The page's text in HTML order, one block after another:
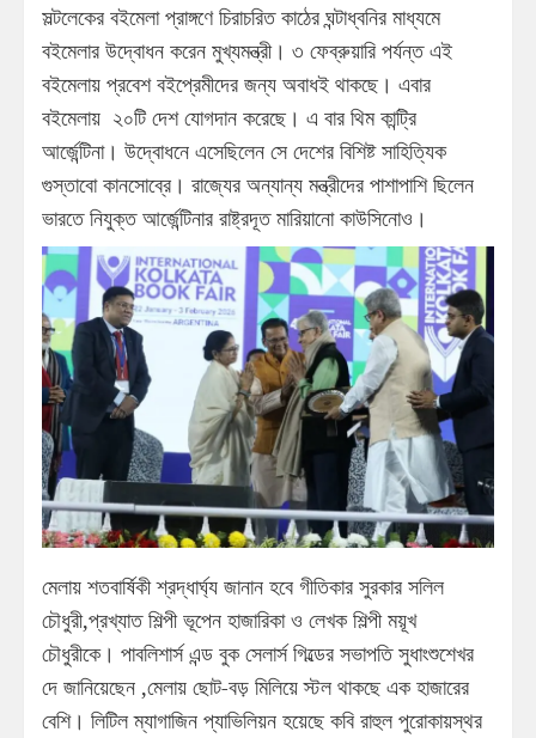
সল্টলেকের বইমেলা প্রাঙ্গণে চিরাচরিত কাঠের ঘন্টাধ্বনির মাধ্যমে
বইমেলার উদ্বোধন করেন মুখ্যমন্ত্রী। ৩ ফেব্রুয়ারি পর্যন্ত এই
বইমেলায় প্রবেশ বইপ্রেমীদের জন্য অবাধই থাকছে। এবার
বইমেলায় ২০টি দেশ যোগদান করেছে। এ বার থিম কান্ট্রি
আর্জেন্টিনা। উদ্বোধনে এসেছিলেন সে দেশের বিশিষ্ট সাহিত্যিক
গুস্তাবো কানসোব্রে। রাজ্যের অন্যান্য মন্ত্রীদের পাশাপাশি ছিলেন
ভারতে নিযুক্ত আর্জেন্টিনার রাষ্ট্রদূত মারিয়ানো কাউসিনোও।
মেলায় শতবার্ষিকী শ্রদ্ধার্ঘ্য জানান হবে গীতিকার সুরকার সলিল
চৌধুরী,প্রখ্যাত শিল্পী ভূপেন হাজারিকা ও লেখক শিল্পী ময়ূখ
চৌধুরীকে। পাবলিশার্স এন্ড বুক সেলার্স গিল্ডের সভাপতি সুধাংশুশেখর
দে জানিয়েছেন ,মেলায় ছোট-বড় মিলিয়ে স্টল থাকছে এক হাজারের
বেশি। লিটিল ম্যাগাজিন প্যাভিলিয়ন হয়েছে কবি রাহুল পুরোকায়স্থর